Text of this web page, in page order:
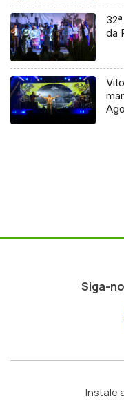
da
Siga-
Instale